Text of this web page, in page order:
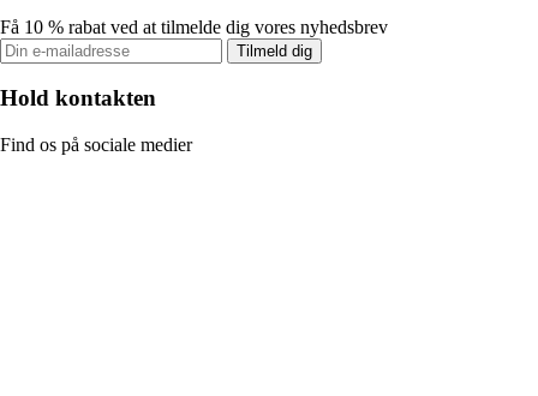
Få 10 % rabat ved at tilmelde dig vores nyhedsbrev
Tilmeld dig
Hold kontakten
Find os på sociale medier